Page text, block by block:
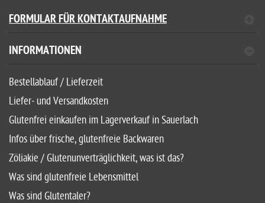
FORMULAR FÜR KONTAKTAUFNAHME
INFORMATIONEN
Bestellablauf / Lieferzeit
Liefer- und Versandkosten
Glutenfrei einkaufen im Lagerverkauf in Sauerlach
Infos über frische, glutenfreie Backwaren
Zöliakie / Glutenunverträglichkeit, was ist das?
Was sind glutenfreie Lebensmittel
Was sind Glutentaler?